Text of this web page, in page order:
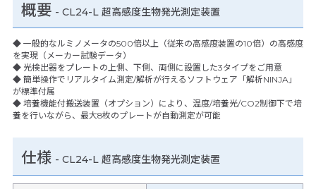
概要 - CL24-L 超高感度生物発光測定装置
◆ 一般的なルミノメータの500倍以上（従来の高感度装置の10倍）の高感度
を実現（メーカー試験データ）
◆ 光検出器をプレートの上側、下側、両側に設置した3タイプをご用意
◆ 簡単操作でリアルタイム測定/解析が行えるソフトウェア「解析NINJA」
が標準付属
◆ 培養機能付搬送装置（オプション）により、温度/培養光/CO2制御下で培
養を行いながら、最大8枚のプレートが自動測定が可能
仕様 - CL24-L 超高感度生物発光測定装置